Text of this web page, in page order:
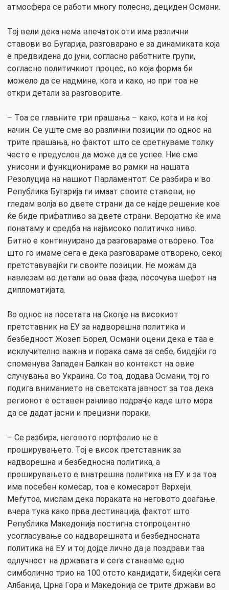
атмосфера се работи многу полесно, дециден Османи.
Тој вели дека нема впечаток оти има различни
ставови во Бугарија, разговарано е за динамиката која
е предвидена до јуни, согласно работните групи,
согласно политичкиот процес, во која форма би
можело да се надмине, кога и како, но при тоа не
откри детали за разговорите.
– Тоа се главните три прашања – како, кога и на кој
начин. Се уште сме во различни позиции по однос на
трите прашања, но фактот што се сретнуваме толку
често е предуслов да може да се успее. Ние сме
унисони и функционираме во рамки на нашата
Резолуција на нашиот Парламентот. Се разбира и во
Република Бугарија ги имаат своите ставови, но
гледам волја во двете страни да се најде решение кое
ќе биде прифатливо за двете страни. Веројатно ќе има
понатаму и средба на највисоко политичко ниво.
Битно е континуирано да разговараме отворено. Тоа
што го имаме сега е дека разговараме отворено, секој
претставувајќи ги своите позиции. Не можам да
навлезам во детали во оваа фаза, посочува шефот на
дипломатијата.
Во однос на посетата на Скопје на високиот
претставник на ЕУ за надворешна политика и
безбедност Жозеп Борел, Османи оцени дека е таа е
исклучително важна и порака сама за себе, бидејќи го
споменува Западен Балкан во контекст на овие
случувања во Украина. Со тоа, додава Османи, тој го
подига вниманието на светската јавност за тоа дека
регионот е оставен ранливо подрачје каде што мора
да се дадат јасни и прецизни пораки.
– Се разбира, неговото портфолио не е
проширувањето. Тој е висок претставник за
надворешна и безбедносна политика, а
проширувањето е внатрешна политика на ЕУ и за тоа
има посебен комесар, тоа е комесарот Вархеји.
Меѓутоа, мислам дека пораката на неговото доаѓање
вчера тука како прва дестинација, фактот што
Република Македонија постигна стопроцентно
усогласување со надворешната и безбедносната
политика на ЕУ и тој дојде лично да ја поздрави таа
одлучност на државата и сега станавме едно
симболично трио на 100 отсто кандидати, бидејќи сега
Албанија, Црна Гора и Македонија се трите држави во